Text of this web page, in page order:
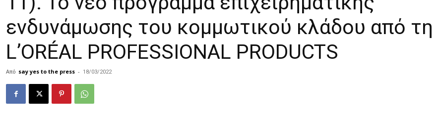
ενδυνάμωσης του κομμωτικού κλάδου από τη
L’ORÉAL PROFESSIONAL PRODUCTS
Από say yes to the press - 18/03/2022